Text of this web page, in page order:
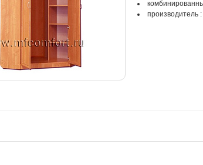
производитель